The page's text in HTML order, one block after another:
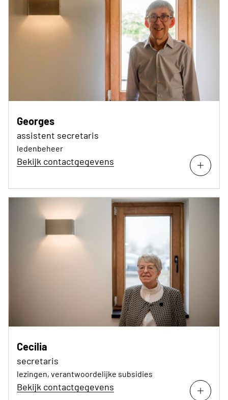
Georges
assistent secretaris
ledenbeheer
Bekijk contactgegevens
Cecilia
secretaris
lezingen, verantwoordelijke subsidies
Bekijk contactgegevens